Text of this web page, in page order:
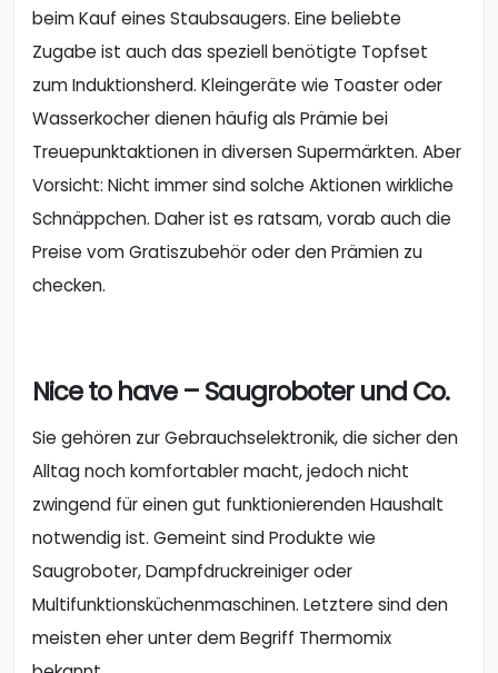
beim Kauf eines Staubsaugers. Eine beliebte
Zugabe ist auch das speziell benötigte Topfset
zum Induktionsherd. Kleingeräte wie Toaster oder
Wasserkocher dienen häufig als Prämie bei
Treuepunktaktionen in diversen Supermärkten. Aber
Vorsicht: Nicht immer sind solche Aktionen wirkliche
Schnäppchen. Daher ist es ratsam, vorab auch die
Preise vom Gratiszubehör oder den Prämien zu
checken.
Nice to have – Saugroboter und Co.
Sie gehören zur Gebrauchselektronik, die sicher den
Alltag noch komfortabler macht, jedoch nicht
zwingend für einen gut funktionierenden Haushalt
notwendig ist. Gemeint sind Produkte wie
Saugroboter, Dampfdruckreiniger oder
Multifunktionsküchenmaschinen. Letztere sind den
meisten eher unter dem Begriff Thermomix